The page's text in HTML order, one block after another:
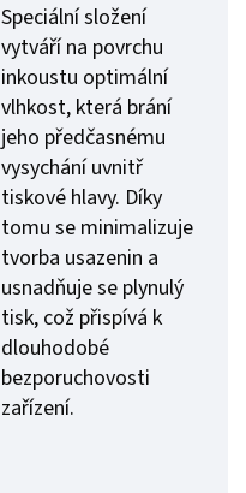
Speciální složení
vytváří na povrchu
inkoustu optimální
vlhkost, která brání
jeho předčasnému
vysychání uvnitř
tiskové hlavy. Díky
tomu se minimalizuje
tvorba usazenin a
usnadňuje se plynulý
tisk, což přispívá k
dlouhodobé
bezporuchovosti
zařízení.